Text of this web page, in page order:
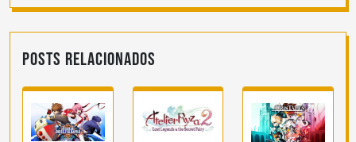
Posts Relacionados